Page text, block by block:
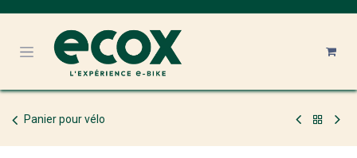
Panier pour vélo